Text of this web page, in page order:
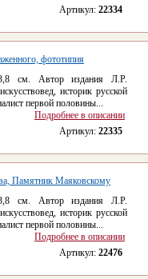
Артикул: 22334
фототипия
см. Автор издания Л.Р.
историк русской
первой половины...
Подробнее в описании
Артикул: 22335
Памятник Маяковскому
см. Автор издания Л.Р.
историк русской
первой половины...
Подробнее в описании
Артикул: 22476